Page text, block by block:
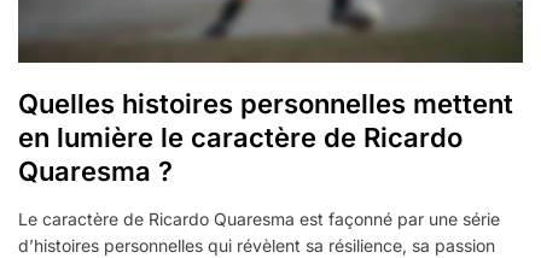
Quelles histoires personnelles mettent
en lumière le caractère de Ricardo
Quaresma ?
Le caractère de Ricardo Quaresma est façonné par une série
d’histoires personnelles qui révèlent sa résilience, sa passion